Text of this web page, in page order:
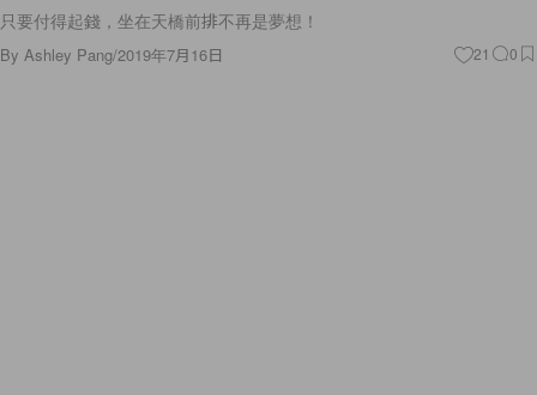
只要付得起錢，坐在天橋前排不再是夢想！
By Ashley Pang/2019年7月16日 21 0